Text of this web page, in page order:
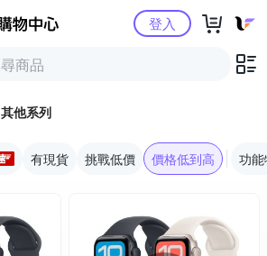
Yahoo購物中心登入
其他系列
有現貨 挑戰低價 價格低到高 功